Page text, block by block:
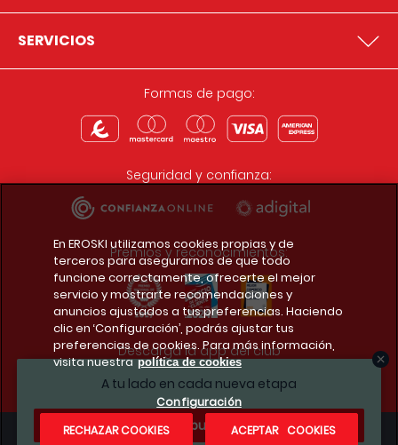
A tu lado en cada nueva etapa
¿Te apuntas?
SERVICIOS
Formas de pago:
Seguridad y confianza:
Premios y reconocimientos:
Descarga la app del club
En EROSKI utilizamos cookies propias y de
terceros para asegurarnos de que todo
funcione correctamente, ofrecerte el mejor
servicio y mostrarte recomendaciones y
anuncios ajustados a tus preferencias. Haciendo
clic en ‘Configuración’, podrás ajustar tus
preferencias de cookies. Para más información,
visita nuestra política de cookies
Configuración
RECHAZAR COOKIES
ACEPTAR COOKIES